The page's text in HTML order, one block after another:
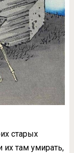
старых
их там умирать,